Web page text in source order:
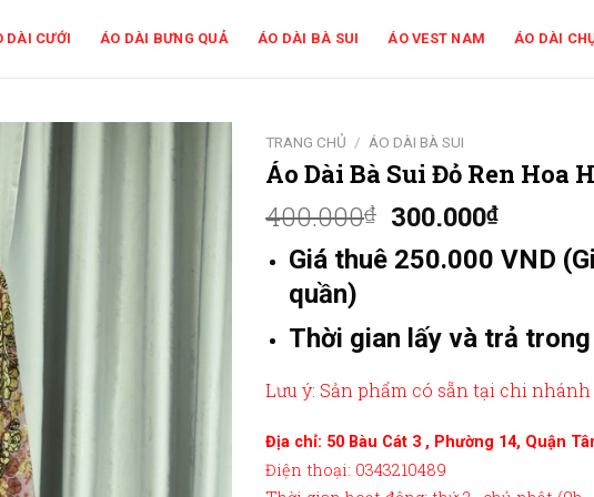
DÀI CƯỚI ÁO DÀI BƯNG QUẢ ÁO DÀI BÀ SUI ÁO VEST NAM ÁO DÀI
TRANG CHỦ / ÁO DÀI BÀ SUI
Áo Dài Bà Sui Đỏ Ren Hoa
400.000₫ 300.000₫
Giá thuê 250.000 VND
quần)
Thời gian lấy và trả
Lưu ý: Sản phẩm có sẵn tại chi nhánh
Địa chỉ: 50 Bàu Cát 3 , Phường 14, Quận
Điện thoại: 0343210489